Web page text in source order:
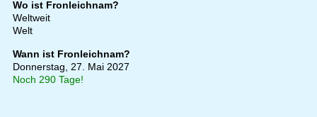
Wo ist Fronleichnam?
Weltweit
Welt
Wann ist Fronleichnam?
Donnerstag, 27. Mai 2027
Noch 290 Tage!